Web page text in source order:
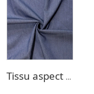
Tissu aspect denim Poly Rayon